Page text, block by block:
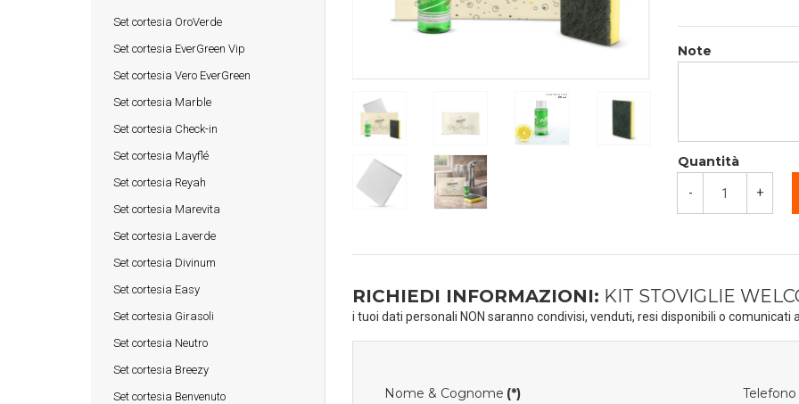
Set cortesia OroVerde
Set cortesia EverGreen Vip
Set cortesia Vero EverGreen
Set cortesia Marble
Set cortesia Check-in
Set cortesia Mayflé
Set cortesia Reyah
Set cortesia Marevita
Set cortesia Laverde
Set cortesia Divinum
Set cortesia Easy
Set cortesia Girasoli
Set cortesia Neutro
Set cortesia Breezy
Set cortesia Benvenuto
Note
Quantità
- +
RICHIEDI INFORMAZIONI: KIT STOVIGLIE
i tuoi dati personali NON saranno condivisi, venduti, resi disponibili o comunicati
Nome & Cognome (*) Telefono